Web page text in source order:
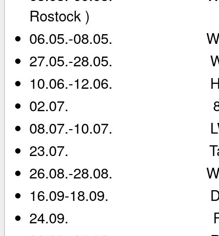
Rostock )
06.05.-08.05.
27.05.-28.05.
10.06.-12.06.
02.07. 8.Bergener
08.07.-10.07.
23.07.
26.08.-28.08.
16.09-18.09. DRV
24.09.